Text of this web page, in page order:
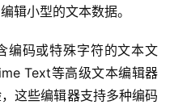
辑小型的文本数据。
编码或特殊字符的文本文
Text等高级文本编辑器
这些编辑器支持多种编码